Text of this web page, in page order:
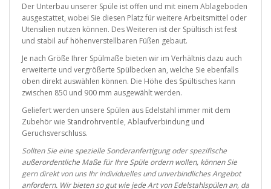
Der Unterbau unserer Spüle ist offen und mit einem Ablageboden
ausgestattet, wobei Sie diesen Platz für weitere Arbeitsmittel oder
Utensilien nutzen können. Des Weiteren ist der Spültisch ist fest
und stabil auf höhenverstellbaren Füßen gebaut.
Je nach Größe Ihrer Spülmaße bieten wir im Verhältnis dazu auch
erweiterte und vergrößerte Spülbecken an, welche Sie ebenfalls
oben direkt auswählen können. Die Höhe des Spültisches kann
zwischen 850 und 900 mm ausgewählt werden.
Geliefert werden unsere Spülen aus Edelstahl immer mit dem
Zubehör wie Standrohrventile, Ablaufverbindung und
Geruchsverschluss.
Sollten Sie eine spezielle Sonderanfertigung oder spezifische
außerordentliche Maße für Ihre Spüle ordern wollen, können Sie
gern direkt von uns Ihr individuelles und unverbindliches Angebot
anfordern. Wir bieten so gut wie jede Art von Edelstahlspülen an, da